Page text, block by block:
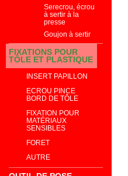
Serecrou, écrou
à sertir à la
presse
Goujon à sertir
FIXATIONS POUR
TÔLE ET PLASTIQUE
INSERT PAPILLON
ECROU PINCE
BORD DE TÔLE
FIXATION POUR
MATÉRIAUX
SENSIBLES
FORET
AUTRE